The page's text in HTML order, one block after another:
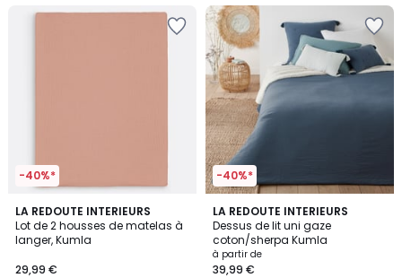
-40%*
LA REDOUTE INTERIEURS
Lot de 2 housses de matelas à
langer, Kumla
29,99 €
4,7
/ 5
9
Couleurs
-40%*
LA REDOUTE INTERIEURS
Dessus de lit uni gaze
coton/sherpa Kumla
à partir de
39,99 €
4,5
/ 5
5
Couleurs